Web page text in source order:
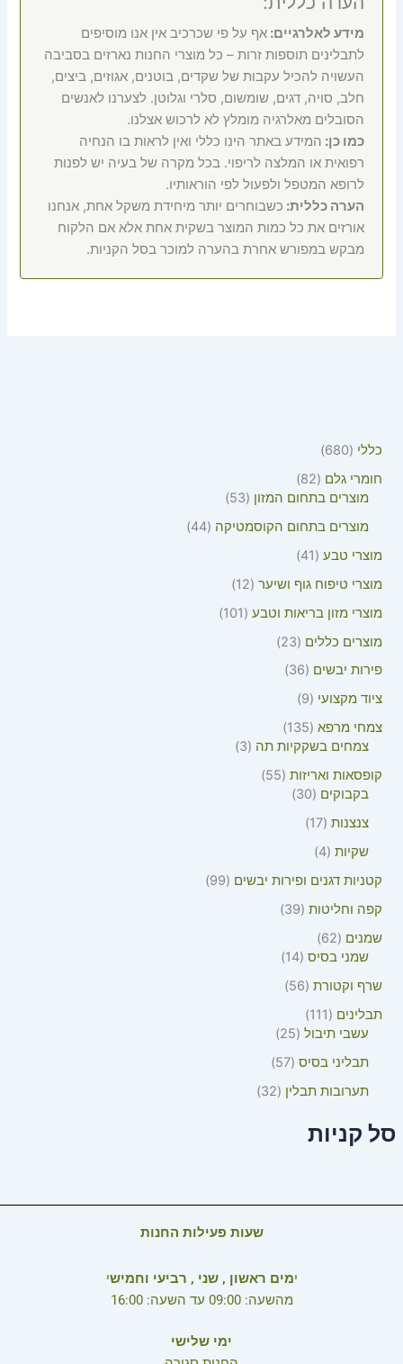
כללי
680
חומרי גלם
82
מוצרים בתחום המזון
53
מוצרים בתחום הקוסמטיקה 44
מוצרי טבע
41
מוצרי טיפוח גוף ושיער 12
מוצרי מזון בריאות וטבע
101
מוצרים כללים
23
פירות יבשים
36
ציוד מקצועי
9
צמחי מרפא 135
צמחים בשקקיות תה
3
קופסאות ואריזות 55
בקבוקים
30
צנצנות 17
שקיות 4
קטניות דגנים ופירות יבשים
99
קפה וחליטות 39
שמנים
62
שמני בסיס 14
שרף וקטורת 56
תבלינים
111
עשבי תיבול 25
תבליני בסיס 57
תערובות תבלין
32
סל קניות
מידע לאלרגיים:אף על פי שכרכיב אין אנו מוסיפים
לתבלינים תוספות זרות – כל מוצרי החנות נארזים בסביבה
העשויה להכיל עקבות של שקדים, בוטנים, אגוזים, ביצים,
חלב, סויה, דגים, שומשום, סלרי וגלוטן. לצערנו לאנשים
הסובלים מאלרגיה מומלץ לא לרכוש אצלנו.
כמו כן: המידע באתר הינו כללי ואין לראות בו הנחיה
רפואית או המלצה לריפוי. בכל מקרה של בעיה יש לפנות
לרופא המטפל ולפעול לפי הוראותיו.
הערה כללית: כשבוחרים יותר מיחידת משקל אחת, אנחנו
אורזים את כל כמות המוצר בשקית אחת אלא אם הלקוח
מבקש במפורש אחרת בהערה למוכר בסל הקניות.
שעות פעילות החנות
ימים ראשון , שני , רביעי וחמישי
מהשעה: 09:00 עד השעה: 16:00
ימי שלישי